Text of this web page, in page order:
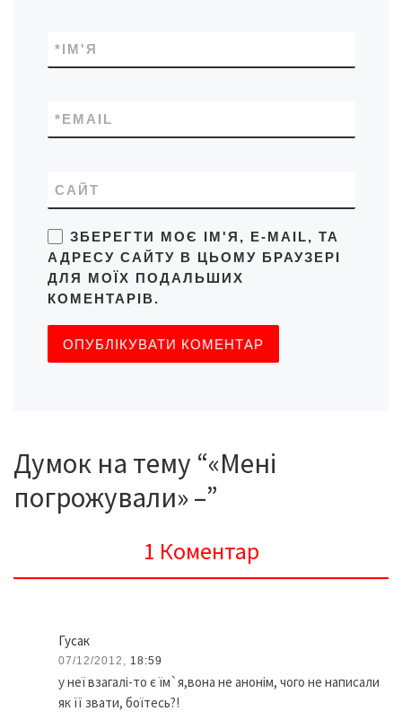
ІМ'Я
*
EMAIL
*
САЙТ
ЗБЕРЕГТИ МОЄ ІМ'Я, E-MAIL, ТА
АДРЕСУ САЙТУ В ЦЬОМУ БРАУЗЕРІ
ДЛЯ МОЇХ ПОДАЛЬШИХ
КОМЕНТАРІВ.
Думок на тему “«Мені
погрожували» –”
1 Коментар
Гусак
07/12/2012, 18:59
у неї взагалі-то є їм`я,вона не анонім, чого не написали
як її звати, боїтесь?!